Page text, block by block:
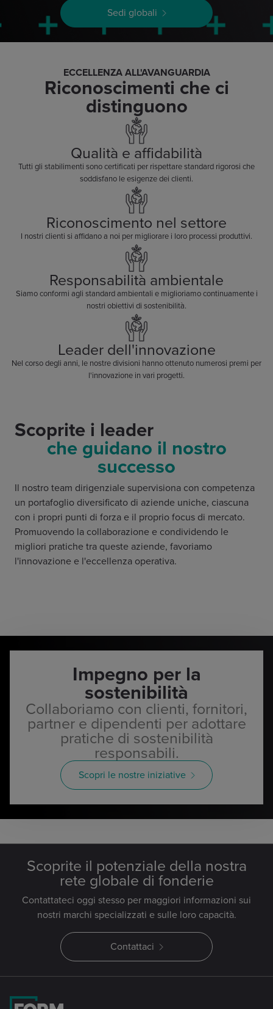
Sedi globali
ECCELLENZA ALL'AVANGUARDIA
Riconoscimenti che ci
distinguono
Qualità e affidabilità
Tutti gli stabilimenti sono certificati per rispettare standard rigorosi che
soddisfano le esigenze dei clienti.
Riconoscimento nel settore
I nostri clienti si affidano a noi per migliorare i loro processi produttivi.
Responsabilità ambientale
Siamo conformi agli standard ambientali e miglioriamo continuamente i
nostri obiettivi di sostenibilità.
Leader dell'innovazione
Nel corso degli anni, le nostre divisioni hanno ottenuto numerosi premi per
l'innovazione in vari progetti.
Scoprite i leader
che guidano il nostro
successo
Il nostro team dirigenziale supervisiona con competenza
un portafoglio diversificato di aziende uniche, ciascuna
con i propri punti di forza e il proprio focus di mercato.
Promuovendo la collaborazione e condividendo le
migliori pratiche tra queste aziende, favoriamo
l'innovazione e l'eccellenza operativa.
Impegno per la
sostenibilità
Collaboriamo con clienti, fornitori,
partner e dipendenti per adottare
pratiche di sostenibilità
responsabili.
Scopri le nostre iniziative
Scoprite il potenziale della nostra
rete globale di fonderie
Contattateci oggi stesso per maggiori informazioni sui
nostri marchi specializzati e sulle loro capacità.
Contattaci